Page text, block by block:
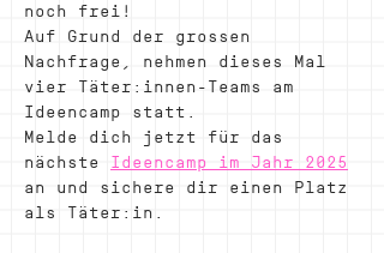
noch frei!
Auf Grund der grossen
Nachfrage, nehmen dieses Mal
vier Täter:innen-Teams am
Ideencamp statt.
Melde dich jetzt für das
nächste Ideencamp im Jahr 2025
an und sichere dir einen Platz
als Täter:in.